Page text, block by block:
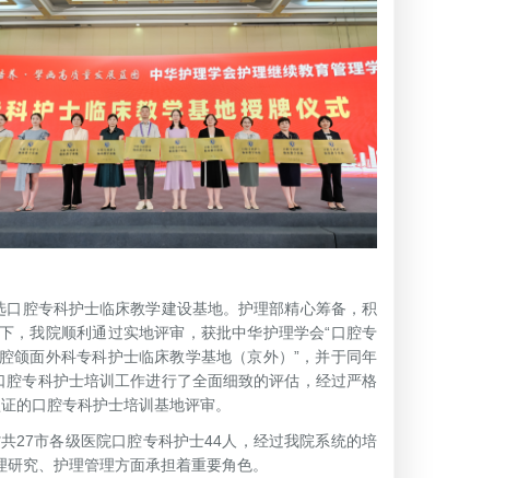
腔专科护士临床教学建设基地。护理部精心筹备，积
，我院顺利通过实地评审，获批中华护理学会“口腔专
颌面外科专科护士临床教学基地（京外）”，并于同年
专科护士培训工作进行了全面细致的评估，经过严格
的口腔专科护士培训基地评审。
市各级医院口腔专科护士44人，经过我院系统的培
究、护理管理方面承担着重要角色。